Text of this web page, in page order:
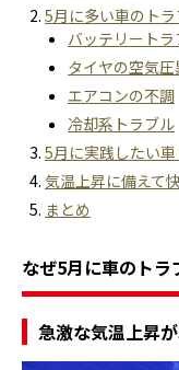
5月に多い車のト
バッテリートラ
タイヤの空気圧
エアコンの不調
冷却系トラブル
5月に実践したい
気温上昇に備えて
まとめ
なぜ5月に車のトラ
急激な気温上昇